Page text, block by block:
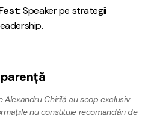
Speaker pe strategii
Alexandru Chirilă au scop exclusiv
nu constituie recomandări de